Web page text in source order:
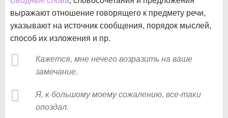
выражают отношение говорящего к предмету речи,
указывают на источник сообщения, порядок мыслей,
способ их изложения и пр.
Кажется, мне нечего возразить на ваше
замечание.
Я, к большому моему сожалению, все-таки
опоздал.